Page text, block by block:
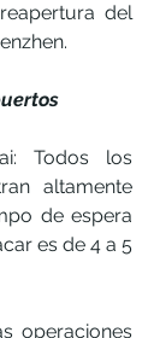
del
Todos los
altamente
de espera
es de 4 a 5
operaciones